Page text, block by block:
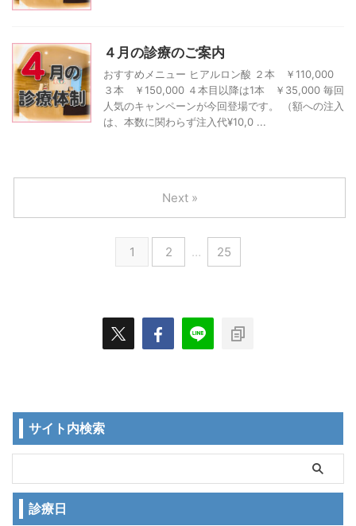
４月の診療のご案内
おすすめメニュー ヒアルロン酸 ２本 ￥110,000
３本 ￥150,000 ４本目以降は1本 ￥35,000 毎回
人気のキャンペーンが今回登場です。 （額への注入
は、本数に関わらず注入代¥10,0 ...
1 2 … 25
Next »
サイト内検索
診療日